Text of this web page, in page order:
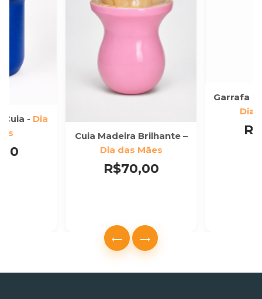
- Dia
Cuia Madeira Brilhante –
Dia das Mães
R$70,00
Garrafa
Dia